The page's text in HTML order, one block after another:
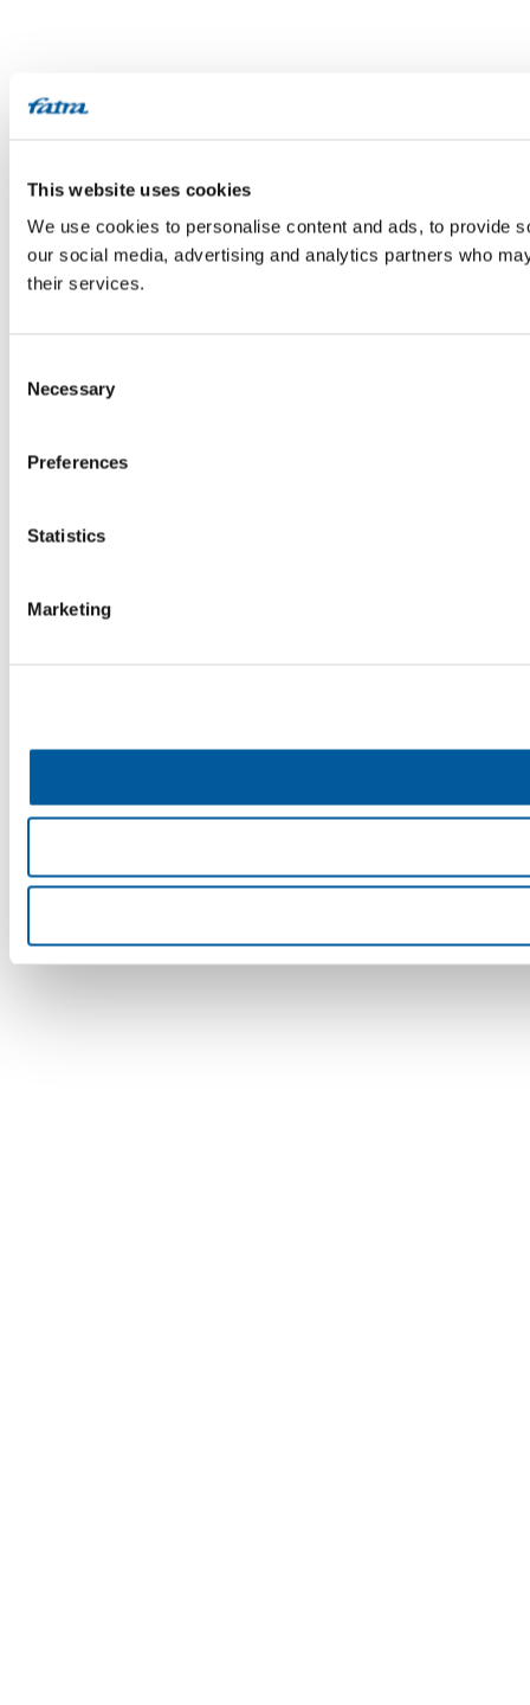
This website uses cookies
We use cookies to personalise content and ads, to provide
our social media, advertising and analytics partners who
their services.
Selection
Necessary
Preferences
Statistics
Marketing